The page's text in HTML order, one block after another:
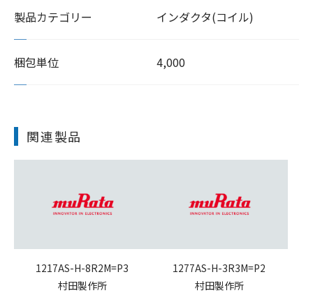
製品カテゴリー インダクタ(コイル)
梱包単位 4,000
関連製品
1217AS-H-8R2M=P3
村田製作所
1277AS-H-3R3M=P2
村田製作所